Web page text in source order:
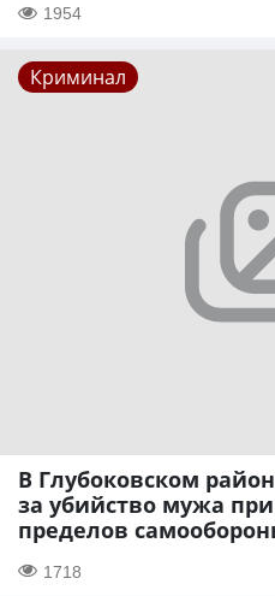
1954
Криминал
В Глубоковском
за убийство мужа
пределов
1718